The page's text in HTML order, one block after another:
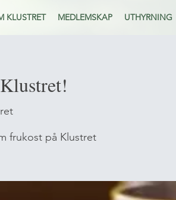
KLUSTRET MEDLEMSKAP UTHYRNING
frukost på Klustret